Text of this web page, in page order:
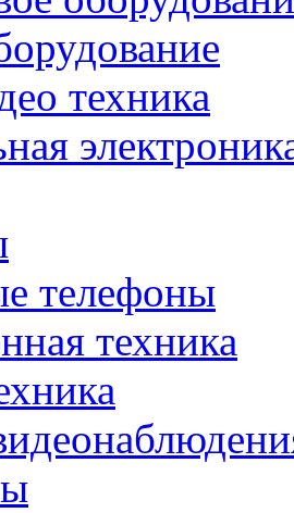
техника
телефоны
техника